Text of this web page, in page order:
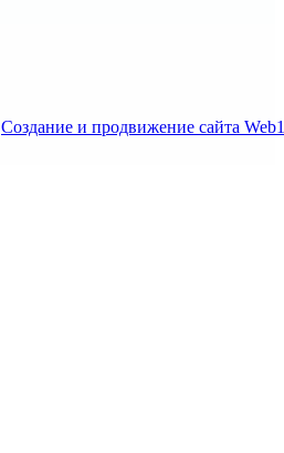
Создание и продвижение сайта